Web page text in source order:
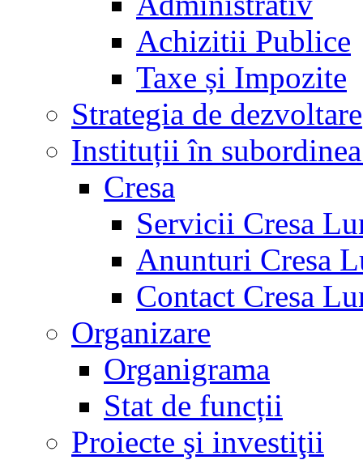
Achizitii Publice
Taxe și Impozite
Strategia de dezvoltare
Instituții în
Cresa
Servicii Cresa
Anunturi Cresa
Contact Cresa
Organizare
Organigrama
Stat de funcții
Proiecte şi investiţii